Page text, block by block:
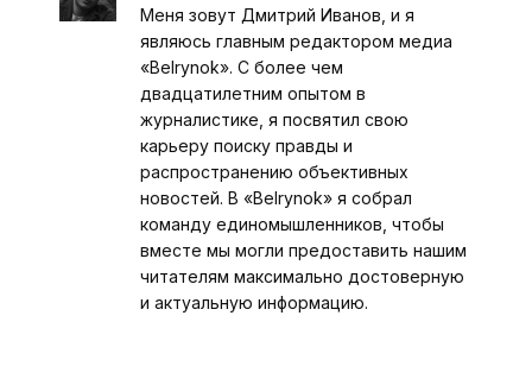
Меня зовут Дмитрий Иванов, и я
являюсь главным редактором медиа
«Belrynok». С более чем
двадцатилетним опытом в
журналистике, я посвятил свою
карьеру поиску правды и
распространению объективных
новостей. В «Belrynok» я собрал
команду единомышленников, чтобы
вместе мы могли предоставить нашим
читателям максимально достоверную
и актуальную информацию.